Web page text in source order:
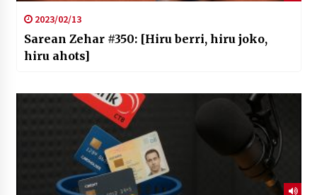
2023/02/13
Sarean Zehar #350: [Hiru berri, hiru joko,
hiru ahots]